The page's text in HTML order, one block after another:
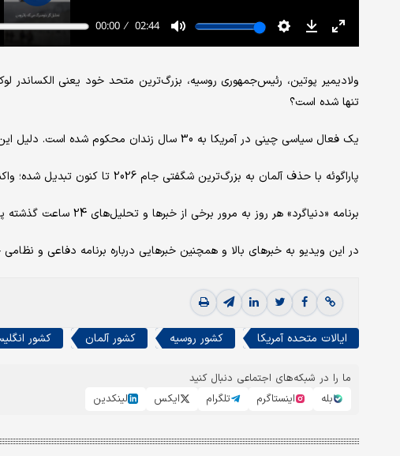
ولادیمیر پوتین، رئیس‌جمهوری روسیه، بزرگ‌ترین متحد خود یعنی الکساندر
تنها شده است؟
یک فعال سیاسی چینی در آمریکا به 30 سال زندان محکوم شده است. دلیل این حکم چیست و چه اتفاقی رخ داده است؟
پاراگوئه با حذف آلمان به بزرگ‌ترین شگفتی جام 2026 تا کنون تبدیل شده؛ واکنش دولت این کشور به این اتفاق بزرگ ورزشی چه بوده است؟
برنامه «دنیاگرد» هر روز به مرور برخی از خبرها و تحلیل‌های 24 ساعت گذشته پیرامون اقتصاد و سیاست جهان می‌پردازد.
در این ویدیو به خبرهای بالا و همچنین خبرهایی درباره برنامه دفاعی و
ایالات متحده آمریکا کشور روسیه کشور آلمان کشور
ما را در شبکه‌های اجتماعی دنبال کنید
بله
اینستاگرم تلگرام ایکس لینکدین